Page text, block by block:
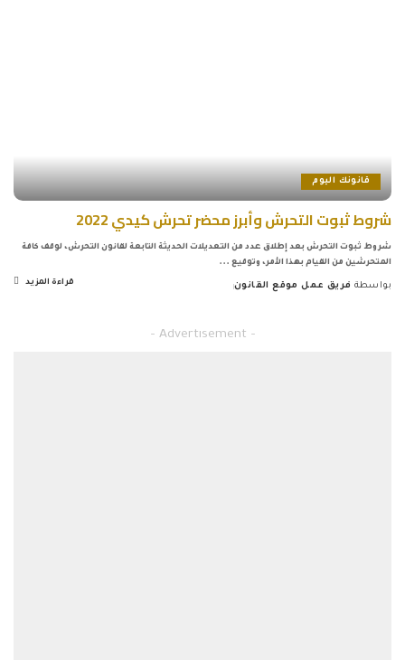
قانونك اليوم
شروط ثبوت التحرش وأبرز محضر تحرش كيدي 2022
شروط ثبوت التحرش بعد إطلاق عدد من التعديلات الحديثة التابعة لقانون التحرش، لوقف كافة
المتحرشين من القيام بهذا الأمر، وتوقيع ...
بواسطة فريق عمل موقع القانون قراءة المزيد
– Advertisement –